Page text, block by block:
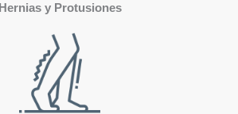
Hernias y Protusiones